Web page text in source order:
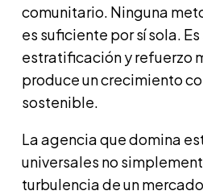
comunitario. Ninguna
es suficiente por sí sola.
estratificación y refuerzo
produce un crecimiento
sostenible.
La agencia que domina
universales no
turbulencia de un